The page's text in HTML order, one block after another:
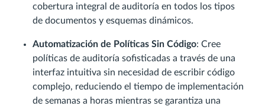
cobertura integral de auditoría en todos los tipos
de documentos y esquemas dinámicos.
Automatización de Políticas Sin Código: Cree
políticas de auditoría sofisticadas a través de una
interfaz intuitiva sin necesidad de escribir código
complejo, reduciendo el tiempo de implementación
de semanas a horas mientras se garantiza una